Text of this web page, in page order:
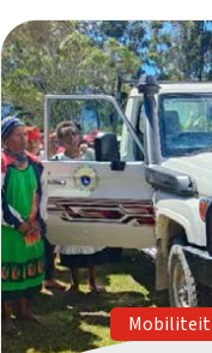
Mobiliteit